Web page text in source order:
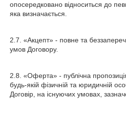
опосередковано відноситься до
яка визначається.
2.7. «Акцепт» - повне та
умов Договору.
2.8. «Оферта» - публічна
будь-якій фізичній та юридичній
Договір, на існуючих умовах,